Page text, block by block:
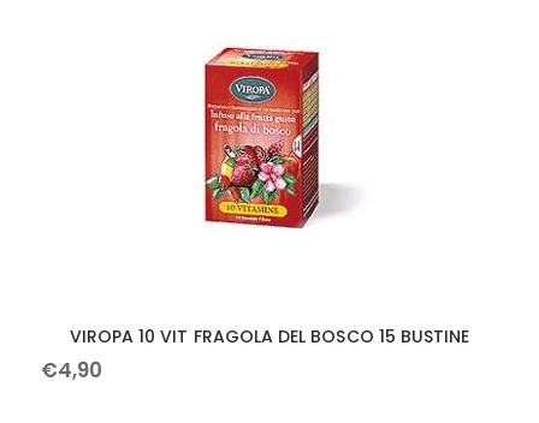
VIROPA 10 VIT FRAGOLA DEL BOSCO 15 BUSTINE
€4,90